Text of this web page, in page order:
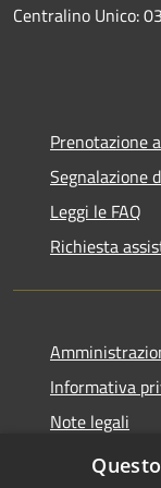
Centralino Unico:
Prenotazione
Segnalazione
Leggi le FAQ
Richiesta
Informativa
Note legali